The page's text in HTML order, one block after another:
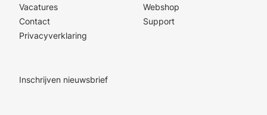
Vacatures
Contact
Privacyverklaring
Webshop
Support
Inschrijven nieuwsbrief